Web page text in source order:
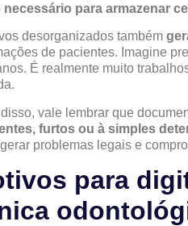
necessário para armazenar
desorganizados também
de pacientes. Imagine
É realmente muito
vale lembrar que
furtos ou à simples
problemas legais e
para